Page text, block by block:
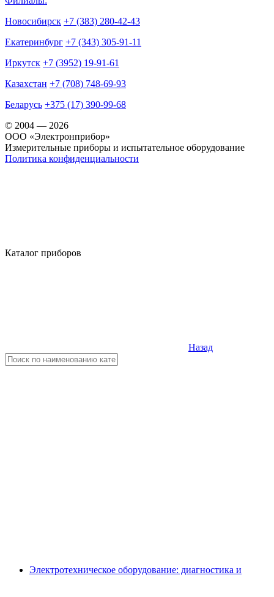
Новосибирск +7 (383) 280-42-43
Екатеринбург +7 (343) 305-91-11
Иркутск +7 (3952) 19-91-61
Казахстан +7 (708) 748-69-93
Беларусь +375 (17) 390-99-68
© 2004 — 2026
OOO «Электронприбор»
Измерительные приборы и испытательное оборудование
Политика конфиденциальности
Каталог приборов
Назад
Электротехническое оборудование: диагностика и